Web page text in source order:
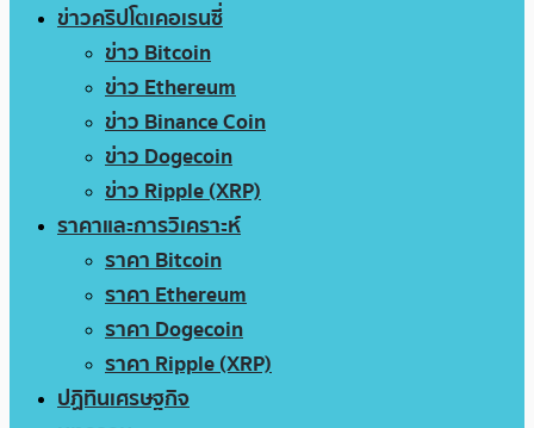
ข่าวคริปโตเคอเรนซี่
ข่าว Bitcoin
ข่าว Ethereum
ข่าว Binance Coin
ข่าว Dogecoin
ข่าว Ripple (XRP)
ราคาและการวิเคราะห์
ราคา Bitcoin
ราคา Ethereum
ราคา Dogecoin
ราคา Ripple (XRP)
ปฏิทินเศรษฐกิจ